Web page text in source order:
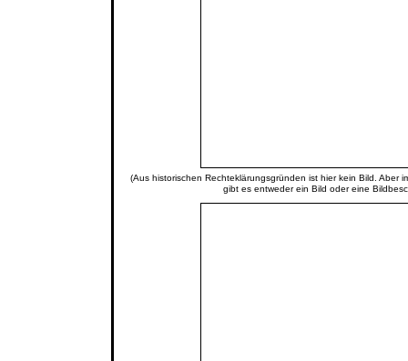
(Aus historischen Rechteklärungsgründen ist hier kein Bild. Aber
gibt es entweder ein Bild oder eine